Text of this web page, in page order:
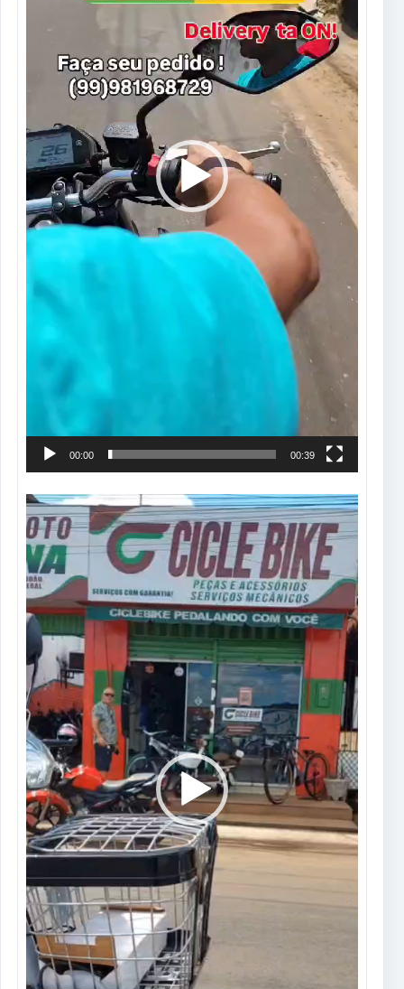
00:00 00:39
Tocador
de
vídeo